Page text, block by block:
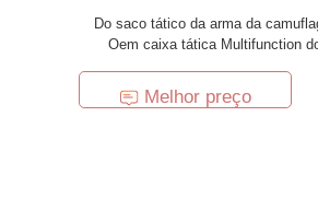
Do saco tático da arma da
Oem caixa tática Multifunction
Melhor preço